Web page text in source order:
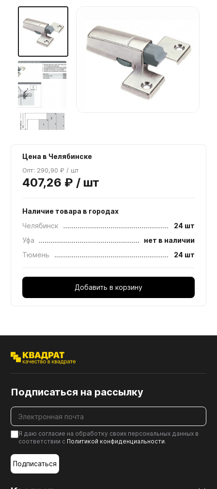
Мебельные образцы, каталоги
Цена в Челябинске
Опт: 290,90 ₽ / шт
407,26 ₽ / шт
Наличие товара в городах
Челябинск
24 шт
Уфа
нет в наличии
Тюмень
24 шт
Добавить в корзину
Подписаться на рассылку
Я даю согласие на обработку своих персональных данных в
соответствии с Политикой конфиденциальности.
Подписаться